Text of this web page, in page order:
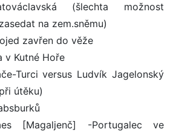
(šlechta možnost
na zem.sněmu)
zavřen do věže
v Kutné Hoře
Turci versus Ludvík Jagelonský
útěku)
[Magaljenč] -Portugalec ve